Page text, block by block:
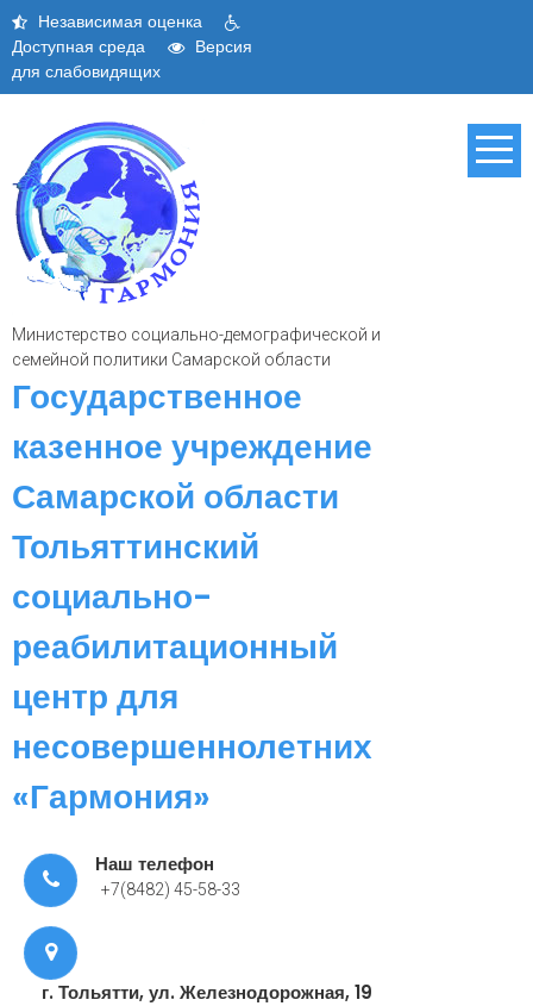
Skip
content
Независимая оценка
Доступная среда
Версия
для слабовидящих
Министерство социально-демографической и
семейной политики Самарской области
Государственное
казенное учреждение
Самарской области
Тольяттинский
социально-
реабилитационный
центр для
несовершеннолетних
«Гармония»
Наш телефон
+7(8482) 45-58-33
г. Тольятти, ул. Железнодорожная, 19